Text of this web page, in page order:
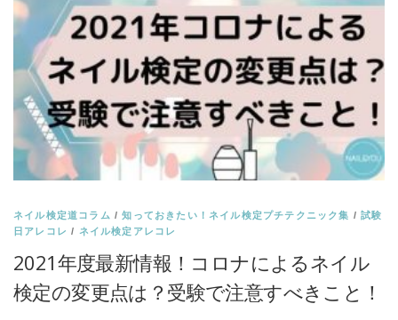
ネイル検定道コラム /知っておきたい！ネイル検定プチテクニック集 /試験
日アレコレ / ネイル検定アレコレ
2021年度最新情報！コロナによるネイル
検定の変更点は？受験で注意すべきこと！